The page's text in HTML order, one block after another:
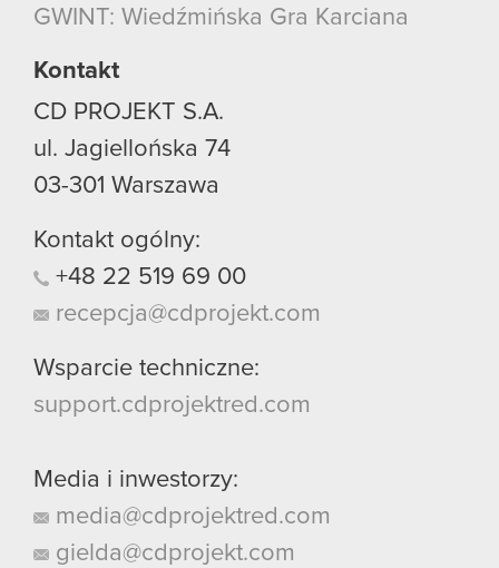
GWINT: Wiedźmińska Gra Karciana
Kontakt
CD PROJEKT S.A.
ul. Jagiellońska 74
03-301 Warszawa
Kontakt ogólny:
+48 22 519 69 00
recepcja@cdprojekt.com
Wsparcie techniczne:
support.cdprojektred.com
Media i inwestorzy:
media@cdprojektred.com
gielda@cdprojekt.com